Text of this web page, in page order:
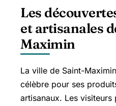
Les
et artisanales
Maximin
La ville de Saint-
célèbre pour ses
artisanaux. Les